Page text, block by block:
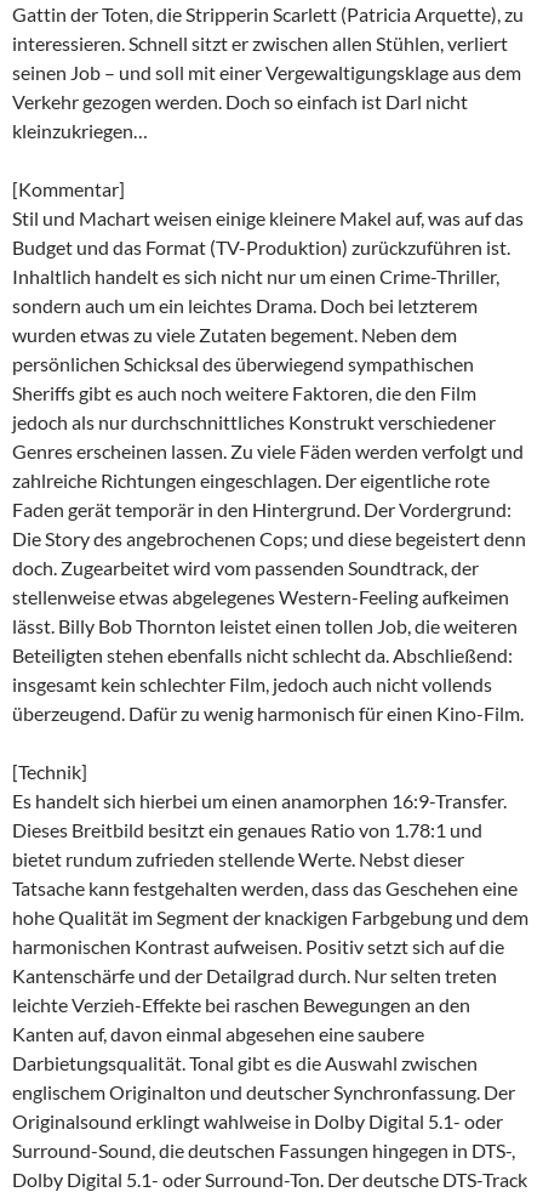
Gattin der Toten, die Stripperin Scarlett (Patricia Arquette), zu
interessieren. Schnell sitzt er zwischen allen Stühlen, verliert
seinen Job – und soll mit einer Vergewaltigungsklage aus dem
Verkehr gezogen werden. Doch so einfach ist Darl nicht
kleinzukriegen…
[Kommentar]
Stil und Machart weisen einige kleinere Makel auf, was auf das
Budget und das Format (TV-Produktion) zurückzuführen ist.
Inhaltlich handelt es sich nicht nur um einen Crime-Thriller,
sondern auch um ein leichtes Drama. Doch bei letzterem
wurden etwas zu viele Zutaten begement. Neben dem
persönlichen Schicksal des überwiegend sympathischen
Sheriffs gibt es auch noch weitere Faktoren, die den Film
jedoch als nur durchschnittliches Konstrukt verschiedener
Genres erscheinen lassen. Zu viele Fäden werden verfolgt und
zahlreiche Richtungen eingeschlagen. Der eigentliche rote
Faden gerät temporär in den Hintergrund. Der Vordergrund:
Die Story des angebrochenen Cops; und diese begeistert denn
doch. Zugearbeitet wird vom passenden Soundtrack, der
stellenweise etwas abgelegenes Western-Feeling aufkeimen
lässt. Billy Bob Thornton leistet einen tollen Job, die weiteren
Beteiligten stehen ebenfalls nicht schlecht da. Abschließend:
insgesamt kein schlechter Film, jedoch auch nicht vollends
überzeugend. Dafür zu wenig harmonisch für einen Kino-Film.
[Technik]
Es handelt sich hierbei um einen anamorphen 16:9-Transfer.
Dieses Breitbild besitzt ein genaues Ratio von 1.78:1 und
bietet rundum zufrieden stellende Werte. Nebst dieser
Tatsache kann festgehalten werden, dass das Geschehen eine
hohe Qualität im Segment der knackigen Farbgebung und dem
harmonischen Kontrast aufweisen. Positiv setzt sich auf die
Kantenschärfe und der Detailgrad durch. Nur selten treten
leichte Verzieh-Effekte bei raschen Bewegungen an den
Kanten auf, davon einmal abgesehen eine saubere
Darbietungsqualität. Tonal gibt es die Auswahl zwischen
englischem Originalton und deutscher Synchronfassung. Der
Originalsound erklingt wahlweise in Dolby Digital 5.1- oder
Surround-Sound, die deutschen Fassungen hingegen in DTS-,
Dolby Digital 5.1- oder Surround-Ton. Der deutsche DTS-Track